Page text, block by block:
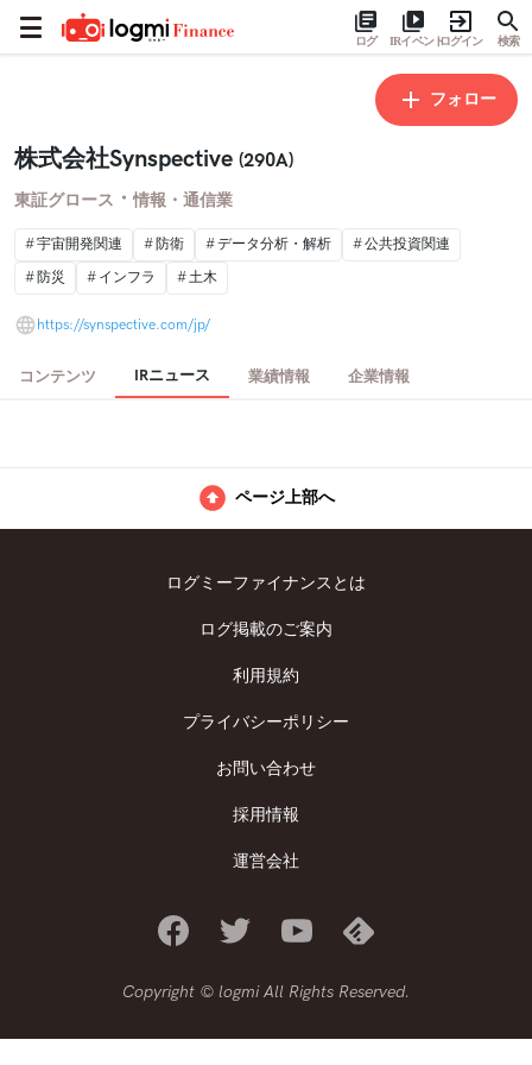
ログ IRイベントログイン 検索
フォロー
株式会社Synspective (290A)
東証グロース ・ 情報・通信業
宇宙開発関連 防衛 データ分析・解析
公共投資関連
防災
インフラ 土木
https://synspective.com/jp/
コンテンツ IRニュース 業績情報 企業情報
ページ上部へ
ログミーファイナンスとは
ログ掲載のご案内
利用規約
プライバシーポリシー
お問い合わせ
採用情報
運営会社
Copyright © logmi All Rights Reserved.